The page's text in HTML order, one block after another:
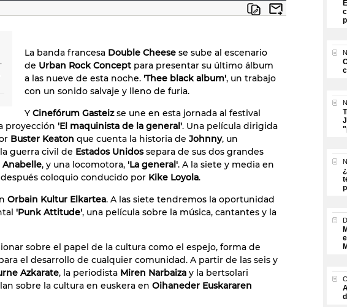
La banda francesa Double Cheese se sube al escenario
de Urban Rock Concept para presentar su último álbum
a las nueve de esta noche. 'Thee black album', un trabajo
con un sonido salvaje y lleno de furia.
Y Cinefórum Gasteizse une en esta jornada al festival
proyección 'El maquinista de la general'. Una película dirigida
Buster Keaton que cuenta la historia de Johnny, un
guerra civil de Estados Unidossepara de sus dos grandes
Anabelle, y una locomotora, 'La general'. A la siete y media en
coloquio conducido por Kike Loyola.
Orbain Kultur Elkartea. A las siete tendremos la oportunidad
'Punk Attitude', una película sobre la música, cantantes y la
sobre el papel de la cultura como el espejo, forma de
el desarrollo de cualquier comunidad. A partir de las seis y
Azkarate, la periodista Miren Narbaiza y la bertsolari
sobre la cultura en euskera en Oihaneder Euskararen